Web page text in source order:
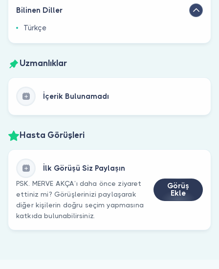
Bilinen Diller
Türkçe
Uzmanlıklar
İçerik Bulunamadı
Hasta Görüşleri
İlk Görüşü Siz Paylaşın
PSK. MERVE AKÇA’ı daha önce ziyaret
ettiniz mi? Görüşlerinizi paylaşarak
diğer kişilerin doğru seçim yapmasına
katkıda bulunabilirsiniz.
Görüş
Ekle